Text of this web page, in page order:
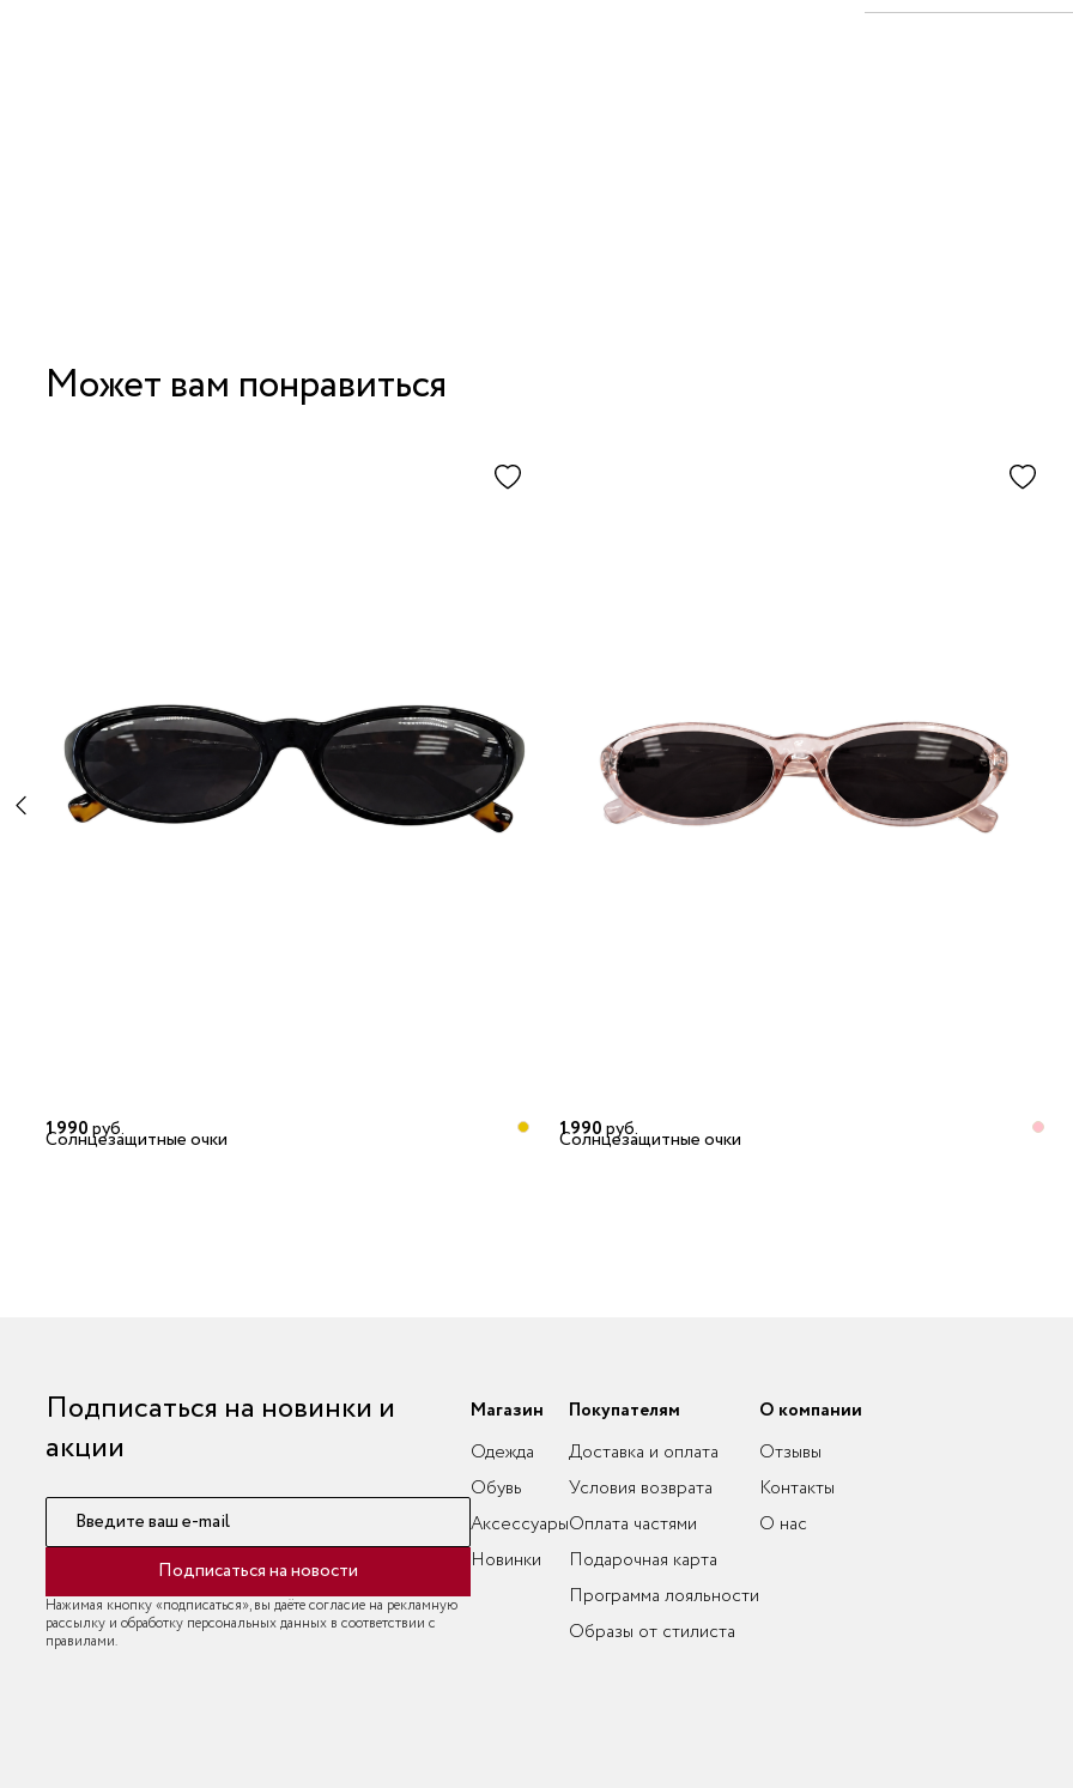
Может вам понравиться
1 990руб.
Солнцезащитные очки 1 990руб.
Солнцезащитные очки
Подписаться на новинки и
акции
Введите ваш e-mail
Подписаться на новости
Нажимая кнопку «подписаться», вы даёте согласие на рекламную
рассылку и обработку персональных данных в соответствии с
правилами.
Магазин
Одежда
Обувь
Аксессуары
Новинки
Покупателям
Доставка и оплата
Условия возврата
Оплата частями
Подарочная карта
Программа лояльности
Образы от стилиста
О компании
Отзывы
Контакты
О нас